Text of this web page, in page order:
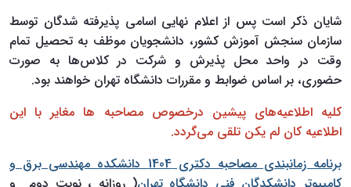
شایان ذکر است پس از اعلام نهایی اسامی پذیرفته شدگان توسط
سازمان سنجش آموزش کشور، دانشجویان موظف به تحصیل تمام
وقت در واحد محل پذیرش و شرکت در کلاس‌ها به صورت
حضوری، بر اساس ضوابط و مقررات دانشگاه تهران خواهند بود.
کلیه اطلاعیه‌های پیشین درخصوص مصاحبه ‌ها مغایر با این
اطلاعیه کان لم یکن تلقی می‌گردد.
برنامه زمانبندی مصاحبه دکتری 1404 دانشکده مهندسی برق و